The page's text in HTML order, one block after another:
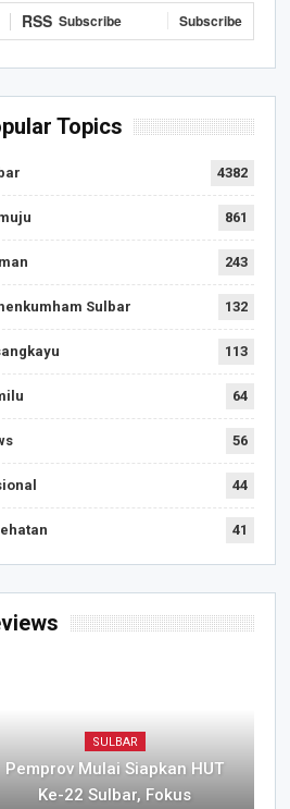
RSS Subscribe Subscribe
Topics
4382
861
243
Sulbar 132
113
64
56
44
41
SULBAR
Pemprov Mulai Siapkan HUT
Ke-22 Sulbar, Fokus